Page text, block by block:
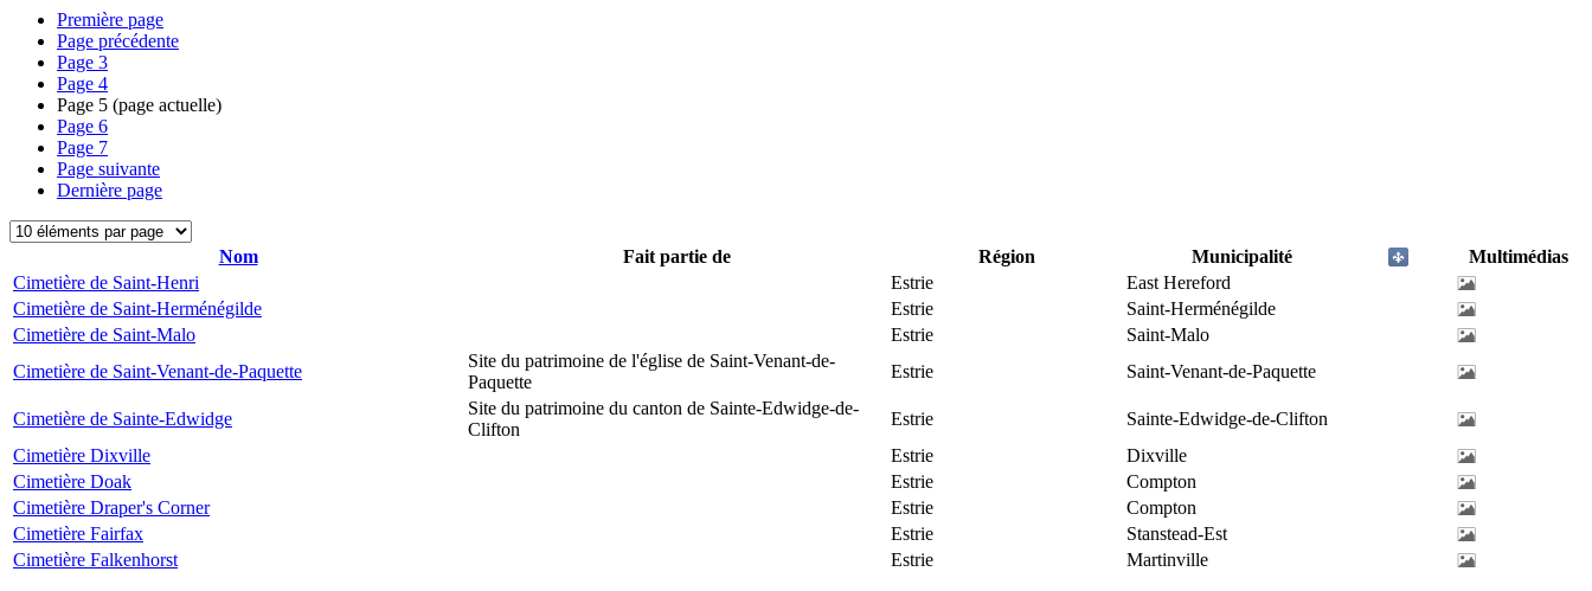
Première page
Page précédente
Page 3
Page 4
Page 5 (page actuelle)
Page 6
Page 7
Page suivante
Dernière page
Nom Fait partie de Région Municipalité
Multimédias
Cimetière de Saint-Henri
Estrie
East Hereford
Cimetière de Saint-Herménégilde
Estrie
Saint-Herménégilde
Cimetière de Saint-Malo
Estrie
Saint-Malo
Cimetière de Saint-Venant-de-Paquette
Site du patrimoine de l'église de Saint-Venant-de-
Paquette
Estrie Saint-Venant-de-Paquette
Cimetière de Sainte-Edwidge
Site du patrimoine du canton de Sainte-Edwidge-de-
Clifton
Estrie
Sainte-Edwidge-de-Clifton
Cimetière Dixville
Estrie
Dixville
Cimetière Doak
Estrie
Compton
Cimetière Draper's Corner
Estrie
Compton
Cimetière Fairfax
Estrie
Stanstead-Est
Cimetière Falkenhorst
Estrie Martinville